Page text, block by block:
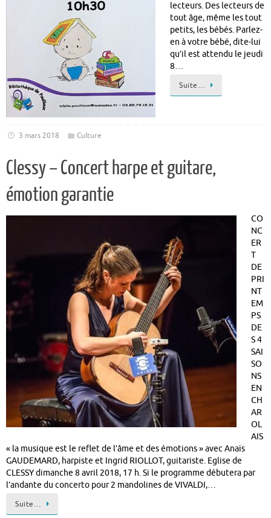
lecteurs. Des lecteurs de
tout âge, même les tout
petits, les bébés. Parlez-
en à votre bébé, dite-lui
qu’il est attendu le jeudi
8…
Suite…
3 mars 2018 Culture
Clessy – Concert harpe et guitare,
émotion garantie
CO
NC
ER
T
DE
PRI
NT
EM
PS
DE
S 4
SAI
SO
NS
EN
CH
AR
OL
AIS
« la musique est le reflet de l’âme et des émotions » avec Anaïs
GAUDEMARD, harpiste et Ingrid RIOLLOT, guitariste. Eglise de
CLESSY dimanche 8 avril 2018, 17 h. Si le programme débutera par
l’andante du concerto pour 2 mandolines de VIVALDI,…
Suite…